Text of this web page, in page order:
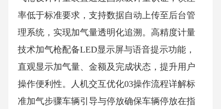
率低于标准要求，支持数据自动上传至后台管
理系统，实现加气量透明化追溯。高精度计量
技术加气枪配备LED显示屏与语音提示功能，
直观显示加气量、金额及完成状态，提升用户
操作便利性。人机交互优化03操作流程详解标
准加气步骤车辆引导与停放确保车辆停放在指